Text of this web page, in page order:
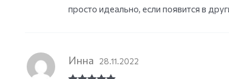
просто идеально, если появится в
Инна 28.11.2022